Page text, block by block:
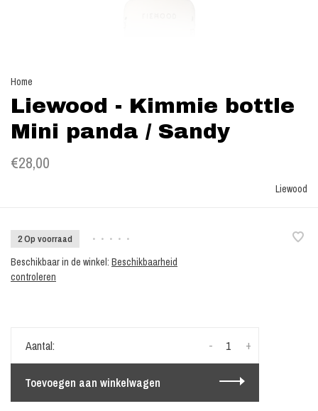
Home
Liewood - Kimmie bottle
Mini panda / Sandy
€28,00
Liewood
2 Op voorraad • • • • •
Beschikbaar in de winkel: Beschikbaarheid
controleren
Aantal: +
-
Toevoegen aan winkelwagen